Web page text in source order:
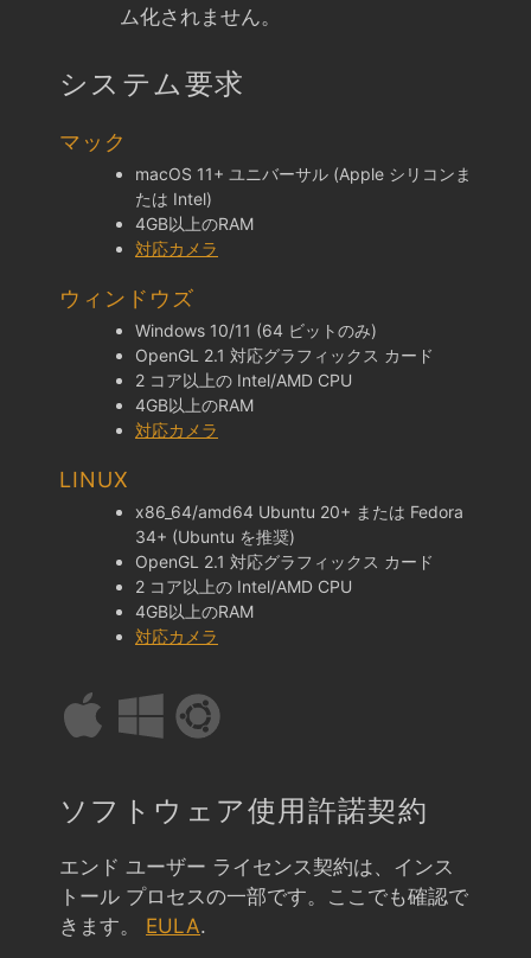
ム化されません。
システム要求
マック
macOS 11+ ユニバーサル (Apple シリコンま
たは Intel)
4GB以上のRAM
対応カメラ
ウィンドウズ
Windows 10/11 (64 ビットのみ)
OpenGL 2.1 対応グラフィックス カード
2 コア以上の Intel/AMD CPU
4GB以上のRAM
対応カメラ
LINUX
x86_64/amd64 Ubuntu 20+ または Fedora
34+ (Ubuntu を推奨)
OpenGL 2.1 対応グラフィックス カード
2 コア以上の Intel/AMD CPU
4GB以上のRAM
対応カメラ
ソフトウェア使用許諾契約
エンド ユーザー ライセンス契約は、インス
トール プロセスの一部です。ここでも確認で
きます。 EULA.